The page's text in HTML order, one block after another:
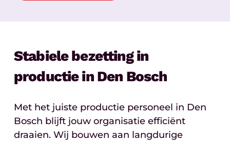
Stabiele bezetting in
productie in Den Bosch
Met het juiste productie personeel in Den
Bosch blijft jouw organisatie efficiënt
draaien. Wij bouwen aan langdurige